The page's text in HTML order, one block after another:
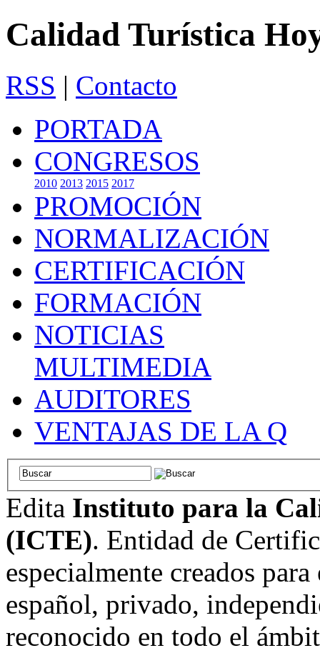
Calidad Turística
RSS | Contacto
PORTADA
CONGRESOS
2010 2013 2015 2017
PROMOCIÓN
NORMALIZACIÓN
CERTIFICACIÓN
FORMACIÓN
NOTICIAS
MULTIMEDIA
AUDITORES
VENTAJAS DE LA Q
Edita Instituto para la
(ICTE). Entidad de
especialmente creados
español, privado,
reconocido en todo el